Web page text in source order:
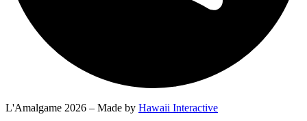
L'Amalgame 2026 – Made by Hawaii Interactive